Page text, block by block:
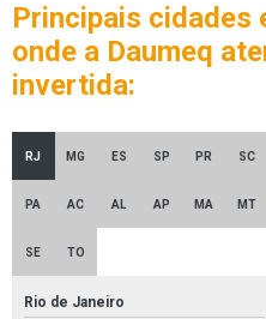
Principais cidades
onde a Daumeq
invertida:
RJ MG ES SP PR SC
PA AC AL AP MA MT
SE TO
Rio de Janeiro